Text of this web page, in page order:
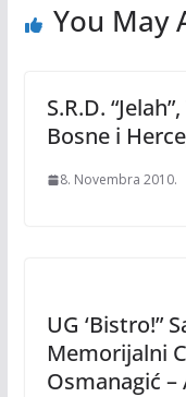
You May
S.R.D.
Bosne i
8. Novembra 2010.
UG ‘Bistro!”
Memorijalni
Osmanagić –